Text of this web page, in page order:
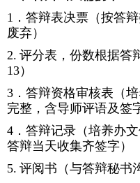
1 ．答辩表决票（按答
废弃）
2. 评分表，份数根据答
13）
3 ．答辩资格审核表（
完整，含导师评语及签
4 ．答辩记录（培养办
答辩当天收集齐签字）
5. 评阅书（与答辩秘书